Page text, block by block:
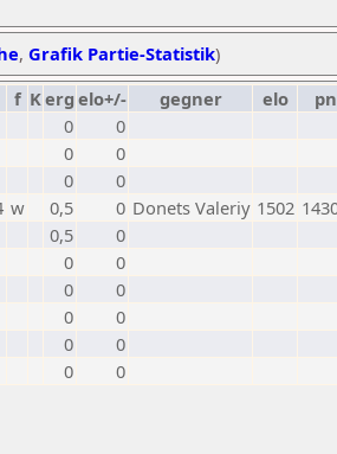
, Grafik Partie-Statistik)
f Kerg elo+/- gegner elo
0
0
0
0
0
0
w 0,5 0 Donets Valeriy 1502
0,5
0
0
0
0
0
0
0
0
0
0
0